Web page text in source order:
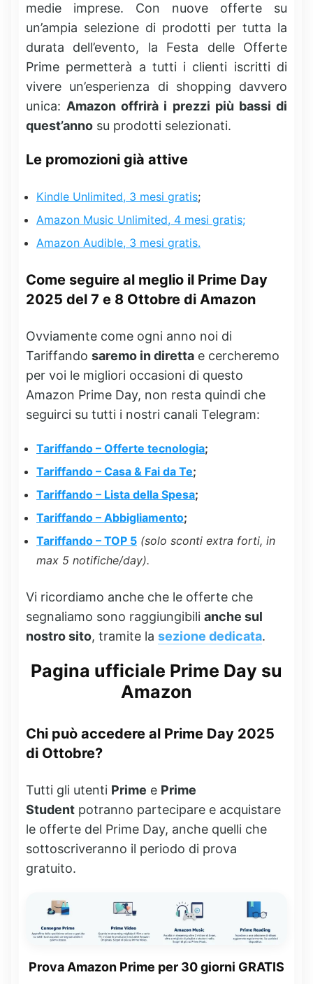
medie imprese. Con nuove offerte su
un’ampia selezione di prodotti per tutta la
durata dell’evento, la Festa delle Offerte
Prime permetterà a tutti i clienti iscritti di
vivere un’esperienza di shopping davvero
unica:Amazon offrirà i prezzi più bassi di
quest’anno su prodotti selezionati.
Le promozioni già attive
Kindle Unlimited, 3 mesi gratis;
Amazon Music Unlimited, 4 mesi gratis;
Amazon Audible, 3 mesi gratis.
Come seguire al meglio il Prime Day
2025 del 7 e 8 Ottobre di Amazon
Ovviamente come ogni anno noi di
Tariffando saremo in diretta e cercheremo
per voi le migliori occasioni di questo
Amazon Prime Day, non resta quindi che
seguirci su tutti i nostri canali Telegram:
Tariffando – Offerte tecnologia;
Tariffando – Casa & Fai da Te;
Tariffando – Lista della Spesa;
Tariffando – Abbigliamento;
Tariffando – TOP 5 (solo sconti extra forti, in
max 5 notifiche/day).
Vi ricordiamo anche che le offerte che
segnaliamo sono raggiungibili anche sul
nostro sito, tramite la sezione dedicata.
Pagina ufficiale Prime Day su
Amazon
Chi può accedere al Prime Day 2025
di Ottobre?
Tutti gli utenti Prime e Prime
Student potranno partecipare e acquistare
le offerte del Prime Day, anche quelli che
sottoscriveranno il periodo di prova
gratuito.
Prova Amazon Prime per 30 giorni GRATIS